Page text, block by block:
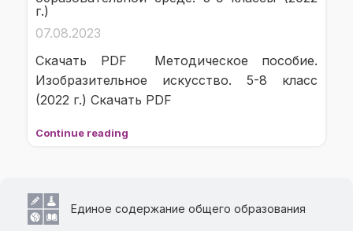
г.)
07.08.2023
Скачать PDF Методическое пособие.
Изобразительное искусство. 5-8 класс
(2022 г.) Скачать PDF
Continue reading
Единое содержание общего образования